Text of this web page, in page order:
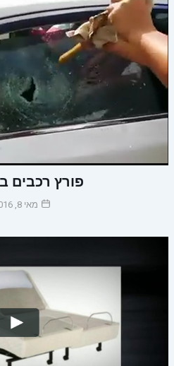
פורץ רכבים
מאי 8, 2016